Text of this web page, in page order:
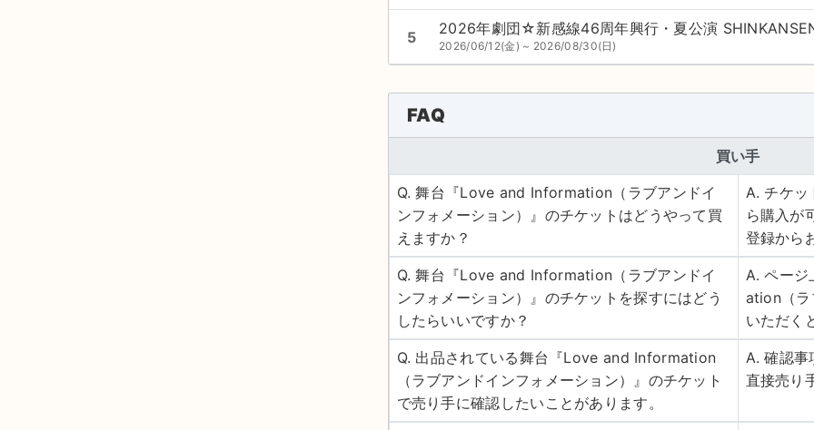
5 2026/06/12(金) ~ 2026/08/30(日)
FAQ
買い手
Q. 舞台『Love and Information（ラブアンドイ
ンフォメーション）』のチケットはどうやって買
えますか？
A. チケッ
ら購入が
登録から
Q. 舞台『Love and Information（ラブアンドイ
ンフォメーション）』のチケットを探すにはどう
したらいいですか？
A. ペー
ation（ラ
いただく
Q. 出品されている舞台『Love and Information
（ラブアンドインフォメーション）』のチケット
で売り手に確認したいことがあります。
A. 確認事
直接売り